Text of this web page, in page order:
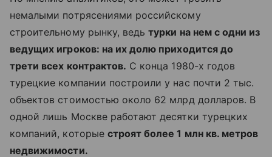
немалыми потрясениями российскому
строительному рынку, ведьтурки на нем с одни из
ведущих игроков: на их долю приходится до
трети всех контрактов. С конца 1980-х годов
турецкие компании построили у нас почти 2 тыс.
объектов стоимостью около 62 млрд долларов. В
одной лишь Москве работают десятки турецких
компаний, которые строят более 1 млн кв. метров
недвижимости.